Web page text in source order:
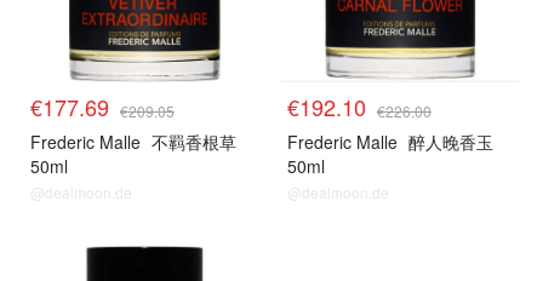
€177.69 €209.05
Frederic Malle 不羁香根草
50ml
@dealmoon.de
€192.10 €226.00
Frederic Malle 醉人晚香玉
50ml
@dealmoon.de